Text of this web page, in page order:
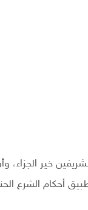
خير
أحكام الشرع